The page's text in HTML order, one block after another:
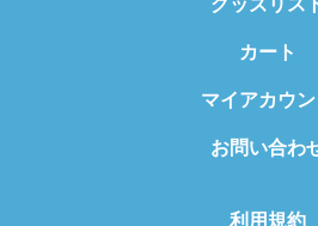
カート
マイアカウン
お問い合わ
利用規約